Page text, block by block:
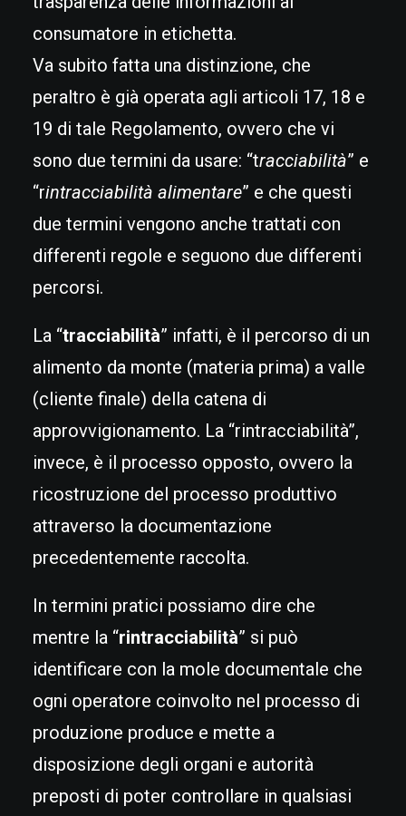
consumatore in etichetta.
Va subito fatta una distinzione, che
peraltro è già operata agli articoli 17, 18 e
19 di tale Regolamento, ovvero che vi
sono due termini da usare: “tracciabilità” e
“rintracciabilità alimentare” e che questi
due termini vengono anche trattati con
differenti regole e seguono due differenti
percorsi.
La “tracciabilità” infatti, è il percorso di un
alimento da monte (materia prima) a valle
(cliente finale) della catena di
approvvigionamento. La “rintracciabilità”,
invece, è il processo opposto, ovvero la
ricostruzione del processo produttivo
attraverso la documentazione
precedentemente raccolta.
In termini pratici possiamo dire che
mentre la “rintracciabilità” si può
identificare con la mole documentale che
ogni operatore coinvolto nel processo di
produzione produce e mette a
disposizione degli organi e autorità
preposti di poter controllare in qualsiasi